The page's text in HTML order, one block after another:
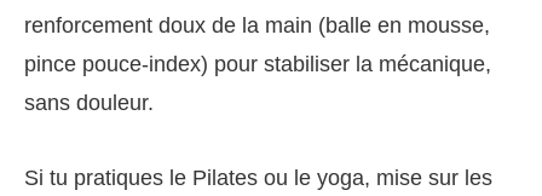
renforcement doux de la main (balle en mousse,
pince pouce‑index) pour stabiliser la mécanique,
sans douleur.
Si tu pratiques le Pilates ou le yoga, mise sur les